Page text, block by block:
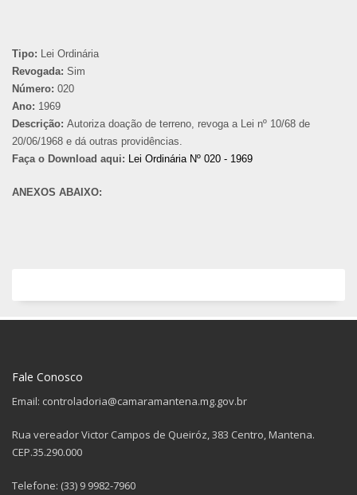
Tipo: Lei Ordinária
Revogada: Sim
Número: 020
Ano: 1969
Descrição: Autoriza doação de terreno, revoga a Lei nº 10/68 de
20/06/1968 e dá outras providências.
Faça o Download aqui: Lei Ordinária Nº 020 - 1969
ANEXOS ABAIXO:
Fale Conosco
Email: controladoria@camaramantena.mg.gov.br
Rua vereador Victor Campos de Queiróz, 383 Centro, Mantena.
CEP.35.290.000
Telefone: (33) 9 9982-7960